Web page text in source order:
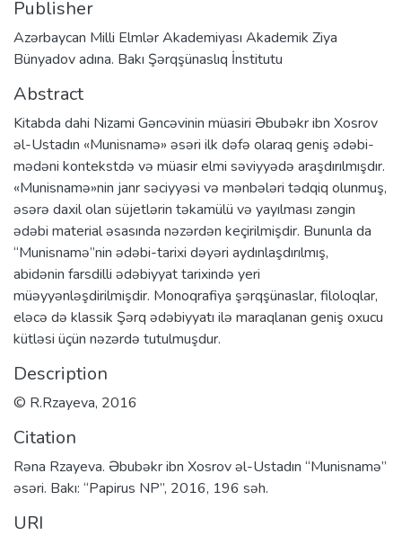
Publisher
Azərbaycan Milli Elmlər Akademiyası Akademik Ziya
Bünyadov adına. Bakı Şərqşünaslıq İnstitutu
Abstract
Kitabda dahi Nizami Gəncəvinin müasiri Əbubəkr ibn Xosrov
əl-Ustadın «Munisnamə» əsəri ilk dəfə olaraq geniş ədəbi-
mədəni kontekstdə və müasir elmi səviyyədə araşdırılmışdır.
«Munisnamə»nin janr səciyyəsi və mənbələri tədqiq olunmuş,
əsərə daxil olan süjetlərin təkamülü və yayılması zəngin
ədəbi material əsasında nəzərdən keçirilmişdir. Bununla da
“Munisnamə”nin ədəbi-tarixi dəyəri aydınlaşdırılmış,
abidənin farsdilli ədəbiyyat tarixində yeri
müəyyənləşdirilmişdir. Monoqrafiya şərqşünaslar, filoloqlar,
eləcə də klassik Şərq ədəbiyyatı ilə maraqlanan geniş oxucu
kütləsi üçün nəzərdə tutulmuşdur.
Description
© R.Rzayeva, 2016
Citation
Rəna Rzayeva. Əbubəkr ibn Xosrov əl-Ustadın “Munisnamə”
əsəri. Bakı: “Papirus NP”, 2016, 196 səh.
URI